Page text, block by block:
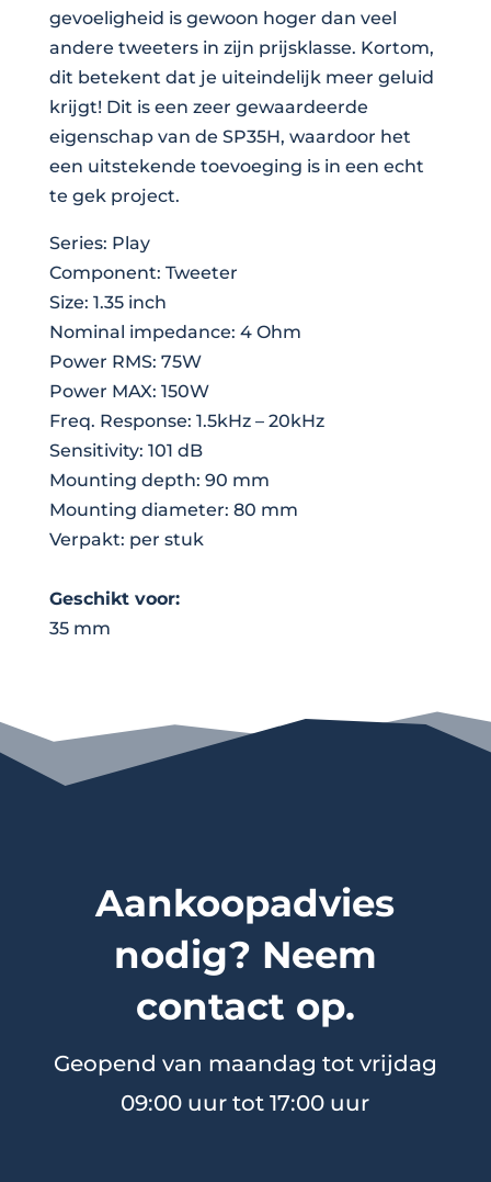
gevoeligheid is gewoon hoger dan veel
andere tweeters in zijn prijsklasse. Kortom,
dit betekent dat je uiteindelijk meer geluid
krijgt! Dit is een zeer gewaardeerde
eigenschap van de SP35H, waardoor het
een uitstekende toevoeging is in een echt
te gek project.
Series: Play
Component: Tweeter
Size: 1.35 inch
Nominal impedance: 4 Ohm
Power RMS: 75W
Power MAX: 150W
Freq. Response: 1.5kHz – 20kHz
Sensitivity: 101 dB
Mounting depth: 90 mm
Mounting diameter: 80 mm
Verpakt: per stuk
Geschikt voor:
35 mm
Aankoopadvies
nodig? Neem
contact op.
Geopend van maandag tot vrijdag
09:00 uur tot 17:00 uur